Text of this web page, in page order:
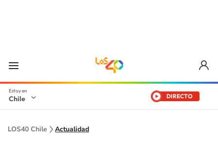
Chile DIRECTO
LOS40 Chile Actualidad